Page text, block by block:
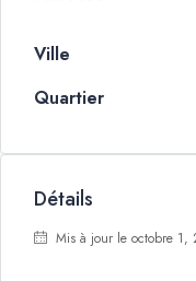
Ville
Quartier
Détails
Mis à jour le octobre 1,